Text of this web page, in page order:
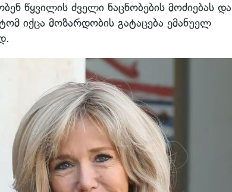
წყვილის ძველი ნაცნობების მოძიებას და
იქცა მოზარდობის გატაცება ემანუელ